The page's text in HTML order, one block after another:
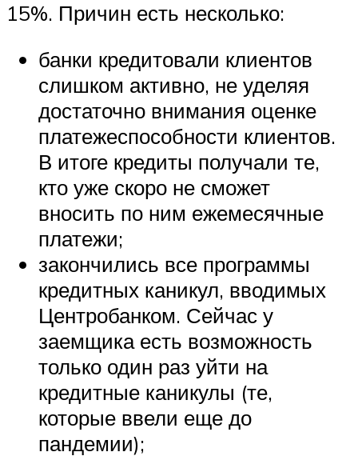
15%. Причин есть несколько:
банки кредитовали клиентов
слишком активно, не уделяя
достаточно внимания оценке
платежеспособности клиентов.
В итоге кредиты получали те,
кто уже скоро не сможет
вносить по ним ежемесячные
платежи;
закончились все программы
кредитных каникул, вводимых
Центробанком. Сейчас у
заемщика есть возможность
только один раз уйти на
кредитные каникулы (те,
которые ввели еще до
пандемии);